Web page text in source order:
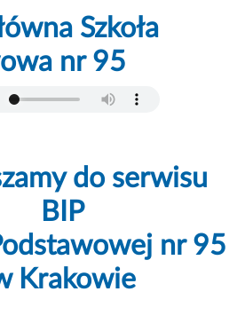
Szkoła
nr 95
do serwisu
BIP
nr 95
Krakowie